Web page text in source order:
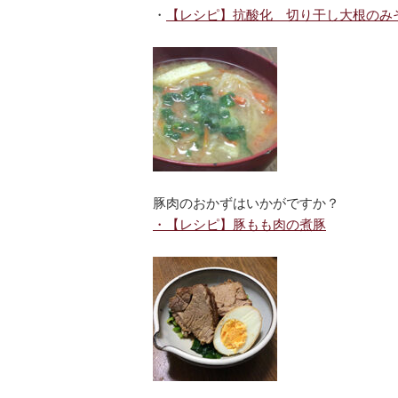
・ 【レシピ】抗酸化 切り干し大根のみ
豚肉のおかずはいかがですか？
・【レシピ】豚もも肉の煮豚